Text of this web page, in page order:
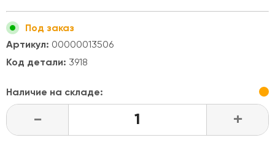
восстанавливает подвижность оси воздушной
заслонки. Стабилизирует работу двигателя.
заслонки инжекторных двигателей и клапана
Под заказ
Артикул: 00000013506
Код детали: 3918
Наличие на складе:
- +